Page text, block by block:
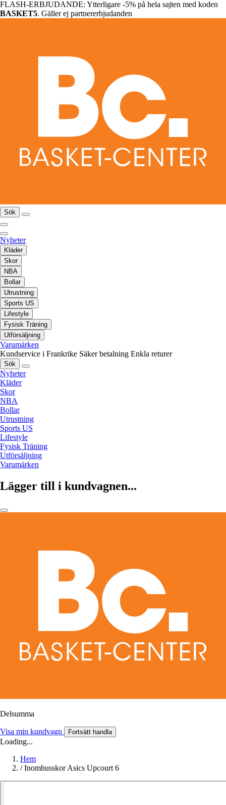
FLASH-ERBJUDANDE: Ytterligare -5% på hela sajten med koden
BASKET5. Gäller ej partnererbjudanden
Sök
Nyheter
Kläder
Skor
NBA
Bollar
Utrustning
Sports US
Lifestyle
Fysisk Träning
Utförsäljning
Varumärken
Kundservice i Frankrike Säker betalning Enkla returer
Sök
Nyheter
Kläder
Skor
NBA
Bollar
Utrustning
Sports US
Lifestyle
Fysisk Träning
Utförsäljning
Varumärken
Lägger till i kundvagnen...
Delsumma
Visa min kundvagn Fortsätt handla
Loading...
Hem
/ Inomhusskor Asics Upcourt 6